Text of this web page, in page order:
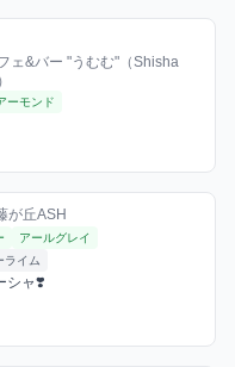
見る
シーシャ / 2025年10月23
ェ&バー "うむむ"（Shisha
ーモンド
る
シャ / 2025年10月24日
が丘ASH
アールグレイ
ライム
シャ❣️